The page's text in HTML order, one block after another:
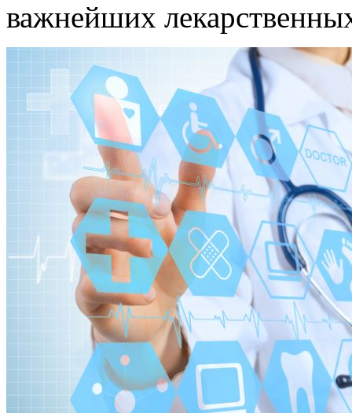
важнейших